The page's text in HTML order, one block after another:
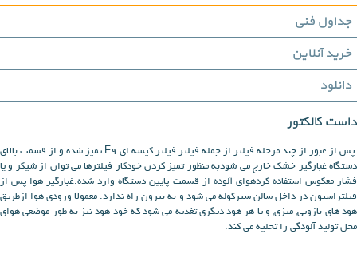
جداول فنی
خرید آنلاین
دانلود
داست کالکتور
پس از عبور از چند مرحله فیلتر از جمله فیلتر فیلتر کیسه ای F9 تمیز شده و از قسمت بالای
دستگاه غبارگیر خشک خارج می شودبه منظور تمیز کردن خودکار فیلترها می توان از شیکر و یا
فشار معکوس استفاده کردهوای آلوده از قسمت پایین دستگاه وارد شده.غبارگیر هوا پس از
فیلتراسیون در داخل سالن سیرکوله می شود و به بیرون راه ندارد. معمولا ورودی هوا ازطریق
هود های بازویی, میزی, و یا هر هود دیگری تغذیه می شود که خود هود نیز به طور موضعی هوای
محل تولید آلودگی را تخلیه می کند.